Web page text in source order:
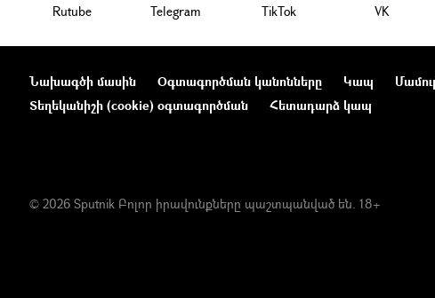
Rutube Telegram ТikТоk VK
Նախագծի մասին Օգտագործման կանոնները Կապ
Տեղեկանիշի (cookie) օգտագործման
Հետադարձ կապ
© 2026 Sputnik Բոլոր իրավունքները պաշտպանված են. 18+